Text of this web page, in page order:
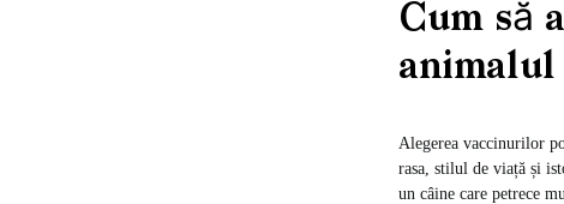
Cum să
animalul
Alegerea vaccinurilor
rasa, stilul de viață și
un câine care petrece